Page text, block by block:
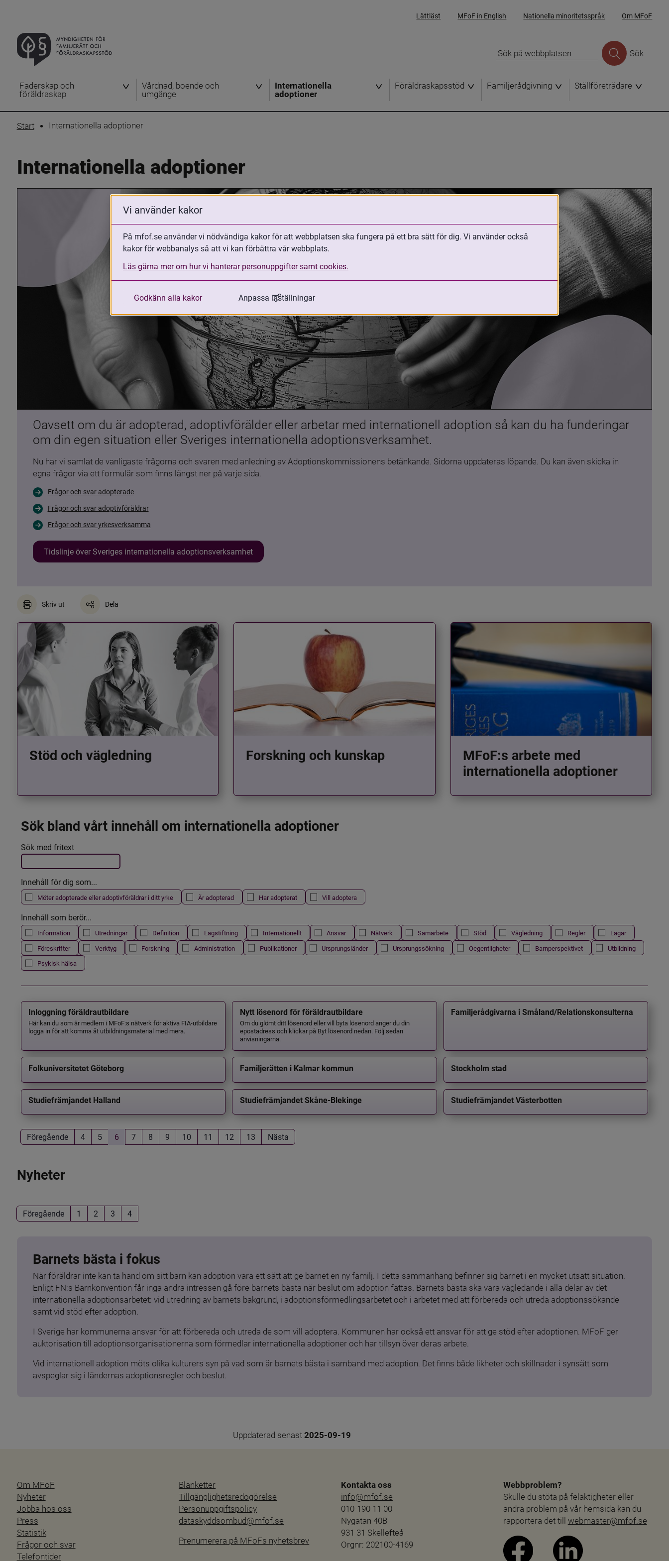
Lättläst MFoF in English Nationella minoritetsspråk Om MFoF
Sök
Faderskap och
föräldraskap
Vårdnad, boende och
umgänge
Internationella
adoptioner
Föräldraskapsstöd Familjerådgivning Ställföreträdare
Start Internationella adoptioner
Internationella adoptioner
Oavsett om du är adopterad, adoptivförälder eller arbetar med internationell adoption så kan du ha funderingar
om din egen situation eller Sveriges internationella adoptionsverksamhet.
Nu har vi samlat de vanligaste frågorna och svaren med anledning av Adoptionskommissionens betänkande. Sidorna uppdateras löpande. Du kan även skicka in
egna frågor via ett formulär som finns längst ner på varje sida.
Frågor och svar adopterade
Frågor och svar adoptivföräldrar
Frågor och svar yrkesverksamma
Tidslinje över Sveriges internationella adoptionsverksamhet
Skriv ut Dela
Stöd och vägledning Forskning och kunskap
MFoF:s arbete med
internationella adoptioner
Sök bland vårt innehåll om internationella adoptioner
Filtrera resultatet
Det här formuläret postas automatiskt
Sök med fritext
Innehåll för dig som...
Möter adopterade eller adoptivföräldrar i ditt yrke Är adopterad Har adopterat Vill adoptera
Innehåll som berör...
Information Utredningar Definition Lagstiftning Internationellt Ansvar Nätverk Samarbete Stöd Vägledning Regler
Lagar
Föreskrifter
Verktyg Forskning Administration Publikationer Ursprungsländer Ursprungssökning Oegentligheter Barnperspektivet
Utbildning
Psykisk hälsa
Inloggning föräldrautbildare
Här kan du som är medlem i MFoF:s nätverk för aktiva FIA-utbildare
logga in för att komma åt utbildningsmaterial med mera.
Nytt lösenord för föräldrautbildare
Om du glömt ditt lösenord eller vill byta lösenord anger du din
epostadress och klickar på Byt lösenord nedan. Följ sedan
anvisningarna.
Familjerådgivarna i Småland/Relationskonsulterna
Folkuniversitetet Göteborg Familjerätten i Kalmar kommun Stockholm stad
Studiefrämjandet Halland Studiefrämjandet Skåne-Blekinge Studiefrämjandet Västerbotten
Föregående 4 5 6 7 8 9 10 11 12 13 Nästa
Nyheter
Föregående 1 2 3 4
Barnets bästa i fokus
När föräldrar inte kan ta hand om sitt barn kan adoption vara ett sätt att ge barnet en ny familj. I detta sammanhang befinner sig barnet i en mycket utsatt situation.
Enligt FN:s Barnkonvention får inga andra intressen gå före barnets bästa när beslut om adoption fattas. Barnets bästa ska vara vägledande i alla delar av det
internationella adoptionsarbetet: vid utredning av barnets bakgrund, i adoptionsförmedlingsarbetet och i arbetet med att förbereda och utreda adoptionssökande
samt vid stöd efter adoption.
I Sverige har kommunerna ansvar för att förbereda och utreda de som vill adoptera. Kommunen har också ett ansvar för att ge stöd efter adoptionen. MFoF ger
auktorisation till adoptionsorganisationerna som förmedlar internationella adoptioner och har tillsyn över deras arbete.
Vid internationell adoption möts olika kulturers syn på vad som är barnets bästa i samband med adoption. Det finns både likheter och skillnader i synsätt som
avspeglar sig i ländernas adoptionsregler och beslut.
Uppdaterad senast 2025-09-19
Om MFoF
Nyheter
Jobba hos oss
Press
Statistik
Frågor och svar
Telefontider
Blanketter
Tillgänglighetsredogörelse
Personuppgiftspolicy
dataskyddsombud@mfof.se
Prenumerera på MFoFs nyhetsbrev
Kontakta oss
info@mfof.se
010-190 11 00
Nygatan 40B
931 31 Skellefteå
Orgnr: 202100-4169
Webbproblem?
Skulle du stöta på felaktigheter eller
andra problem på vår hemsida kan du
rapportera det till webmaster@mfof.se
Vi använder kakor
På mfof.se använder vi nödvändiga kakor för att webbplatsen ska fungera på ett bra sätt för dig. Vi använder också
kakor för webbanalys så att vi kan förbättra vår webbplats.
Läs gärna mer om hur vi hanterar personuppgifter samt cookies.
Godkänn alla kakor Anpassa inställningar